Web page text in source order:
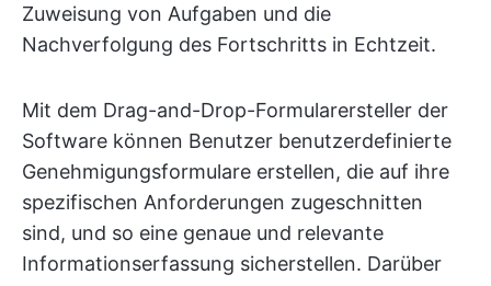
Zuweisung von Aufgaben und die
Nachverfolgung des Fortschritts in Echtzeit.
Mit dem Drag-and-Drop-Formularersteller der
Software können Benutzer benutzerdefinierte
Genehmigungsformulare erstellen, die auf ihre
spezifischen Anforderungen zugeschnitten
sind, und so eine genaue und relevante
Informationserfassung sicherstellen. Darüber